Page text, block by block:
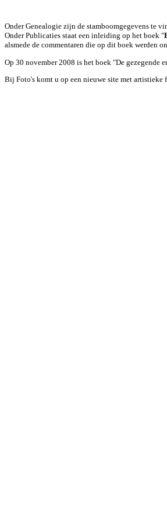
Onder Genealogie zijn de stamboomgegevens te
Onder Publicaties staat een inleiding op het boek "
alsmede de commentaren die op dit boek werden
Op 30 november 2008 is het boek "De gezegende
Bij Foto's komt u op een nieuwe site met artistieke